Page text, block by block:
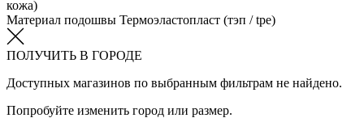
кожа)
Материал подошвы Термоэластопласт (тэп / tpe)
ПОЛУЧИТЬ В ГОРОДЕ
Доступных магазинов по выбранным фильтрам не найдено.
Попробуйте изменить город или размер.